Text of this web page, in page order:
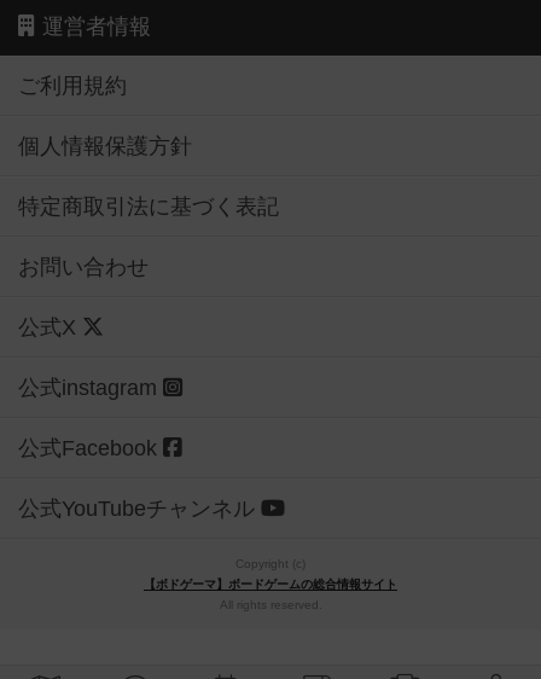
運営者情報
ご利用規約
個人情報保護方針
特定商取引法に基づく表記
お問い合わせ
公式X
公式instagram
公式Facebook
公式YouTubeチャンネル
Copyright (c)
【ボドゲーマ】ボードゲームの総合情報サイト
All rights reserved.